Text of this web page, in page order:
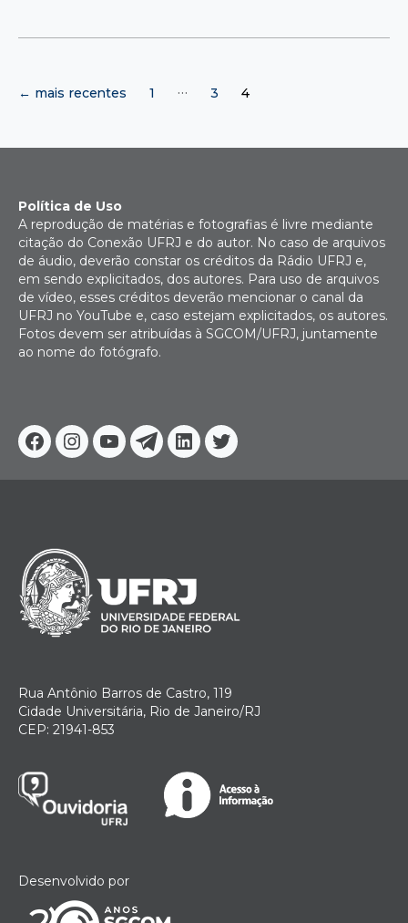
de
← mais recentes 1 … 3 4
Facebook
Instagram
YoutubeTelegram
Linkedin
Twitter
Política de Uso
A reprodução de matérias e fotografias é livre mediante
citação do Conexão UFRJ e do autor. No caso de arquivos
de áudio, deverão constar os créditos da Rádio UFRJ e,
em sendo explicitados, dos autores. Para uso de arquivos
de vídeo, esses créditos deverão mencionar o canal da
UFRJ no YouTube e, caso estejam explicitados, os autores.
Fotos devem ser atribuídas à SGCOM/UFRJ, juntamente
ao nome do fotógrafo.
Rua Antônio Barros de Castro, 119
Cidade Universitária, Rio de Janeiro/RJ
CEP: 21941-853
Desenvolvido por